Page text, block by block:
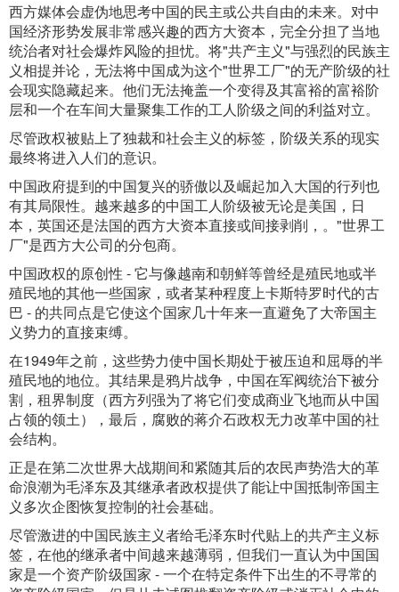
西方媒体会虚伪地思考中国的民主或公共自由的未来。对中
国经济形势发展非常感兴趣的西方大资本，完全分担了当地
统治者对社会爆炸风险的担忧。将"共产主义"与强烈的民族主
义相提并论，无法将中国成为这个"世界工厂"的无产阶级的社
会现实隐藏起来。他们无法掩盖一个变得及其富裕的富裕阶
层和一个在车间大量聚集工作的工人阶级之间的利益对立。
尽管政权被贴上了独裁和社会主义的标签，阶级关系的现实
最终将进入人们的意识。
中国政府提到的中国复兴的骄傲以及崛起加入大国的行列也
有其局限性。越来越多的中国工人阶级被无论是美国，日
本，英国还是法国的西方大资本直接或间接剥削，。"世界工
厂"是西方大公司的分包商。
中国政权的原创性 - 它与像越南和朝鲜等曾经是殖民地或半
殖民地的其他一些国家，或者某种程度上卡斯特罗时代的古
巴 - 的共同点是它使这个国家几十年来一直避免了大帝国主
义势力的直接束缚。
在1949年之前，这些势力使中国长期处于被压迫和屈辱的半
殖民地的地位。其结果是鸦片战争，中国在军阀统治下被分
割，租界制度（西方列强为了将它们变成商业飞地而从中国
占领的领土），最后，腐败的蒋介石政权无力改革中国的社
会结构。
正是在第二次世界大战期间和紧随其后的农民声势浩大的革
命浪潮为毛泽东及其继承者政权提供了能让中国抵制帝国主
义多次企图恢复控制的社会基础。
尽管激进的中国民族主义者给毛泽东时代贴上的共产主义标
签，在他的继承者中间越来越薄弱，但我们一直认为中国国
家是一个资产阶级国家 - 一个在特定条件下出生的不寻常的